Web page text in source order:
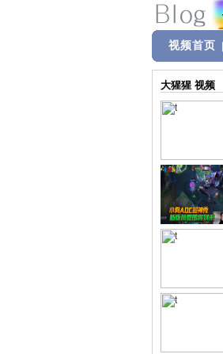
视频首页
大猩猩 视频